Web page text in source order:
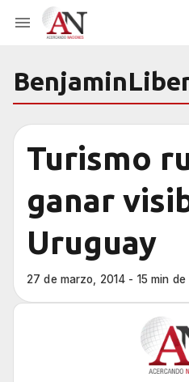
Turismo
ganar
Uruguay
27 de marzo, 2014 - 15 min